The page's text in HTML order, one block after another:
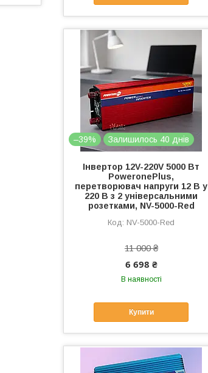
–39% Залишилось 40 днів
Інвертор 12V-220V 5000 Вт
PoweronePlus,
перетворювач напруги 12 В у
220 В з 2 універсальними
розетками, NV-5000-Red
NV-5000-Red
11 000 ₴
6 698 ₴
В наявності
Купити